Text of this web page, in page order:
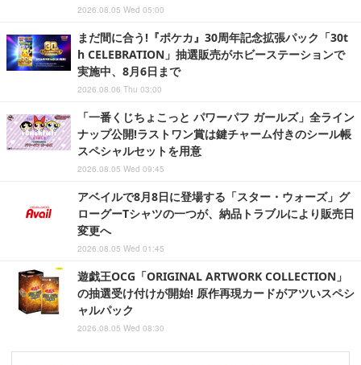
2026.08.05 Wed 05:00
まだ間に合う!『ポケカ』30周年記念拡張パック「30t
h CELEBRATION」抽選販売がホビーステーションで
実施中、8月6日まで
2026.08.06 Thu 03:00
「一番くじちょこっと パワーパフ ガールズ」全ライン
ナップ公開!ラストワン賞は鍵チャーム付きのシール帳
スペシャルセットを用意
2026.08.05 Wed 09:45
アベイルで8月8日に登場する「スター・ウォーズ」グ
ローグーTシャツの一つが、納品トラブルにより販売日
変更へ
2026.08.05 Wed 01:45
遊戯王OCG「ORIGINAL ARTWORK COLLECTION」
の抽選受け付けが開始! 原作再現カードがアツいスペシ
ャルパック
2026.08.05 Wed 08:30